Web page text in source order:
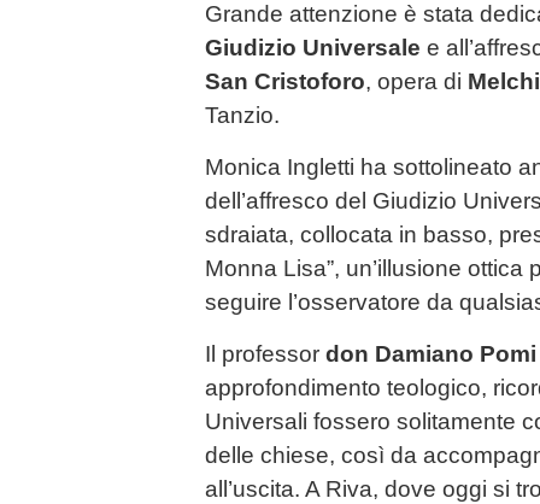
Grande attenzione è stata
Giudizio Universale e
San Cristoforo, opera di
Tanzio.
Monica Ingletti ha sottolineato
dell’affresco del Giudizio
sdraiata, collocata in basso,
Monna Lisa”, un’illusione
seguire l’osservatore da
Il professor don Damiano Pomi
approfondimento teologico,
Universali fossero solitamente
delle chiese, così da
all’uscita. A Riva, dove oggi si